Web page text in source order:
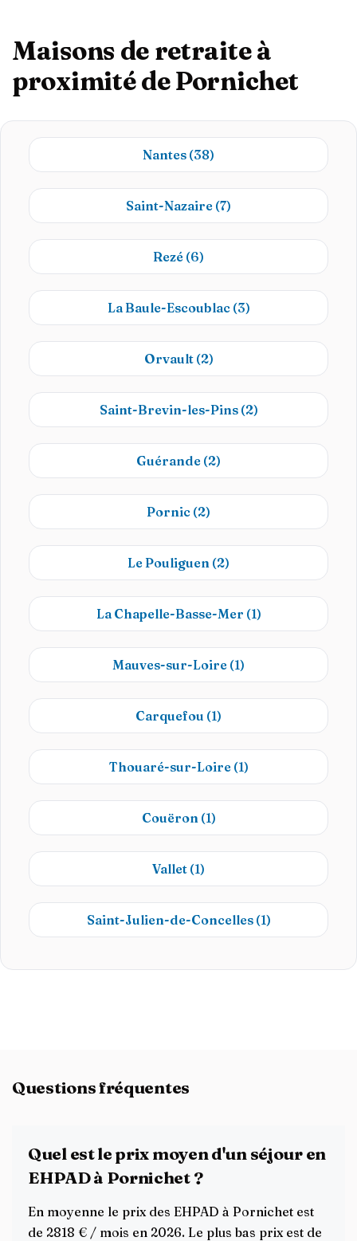
Maisons de retraite à
proximité de Pornichet
Nantes (38)
Saint-Nazaire (7)
Rezé (6)
La Baule-Escoublac (3)
Orvault (2)
Saint-Brevin-les-Pins (2)
Guérande (2)
Pornic (2)
Le Pouliguen (2)
La Chapelle-Basse-Mer (1)
Mauves-sur-Loire (1)
Carquefou (1)
Thouaré-sur-Loire (1)
Couëron (1)
Vallet (1)
Saint-Julien-de-Concelles (1)
Questions fréquentes
Quel est le prix moyen d'un séjour en
EHPAD à Pornichet ?
En moyenne le prix des EHPAD à Pornichet est
de 2818 € / mois en 2026. Le plus bas prix est de